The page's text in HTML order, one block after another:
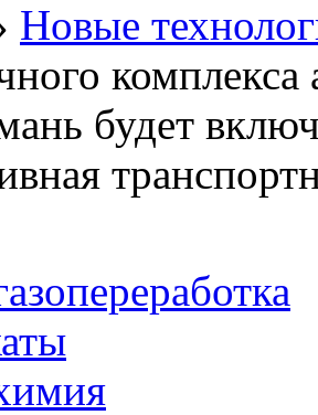
Новые
будет